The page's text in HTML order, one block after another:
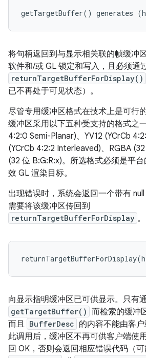
getTargetBuffer() generates
将句柄返回到与显示相关联的帧缓冲
软件和/或 GL 锁定和写入，且必须通
returnTargetBufferForDisplay()
已不再处于可见状态）。
尽管专用缓冲区格式在技术上是可行
缓冲区采用以下五种受支持的格式之
4:2:0 Semi-Planar)、YV12 (YCrCb
(YCrCb 4:2:2 Interleaved)、RGBA
(32 位 B:G:R:x)。所选格式必须是平
效 GL 渲染目标。
出现错误时，系统会返回一个带有
需要将该缓冲区传回到
returnTargetBufferForDisplay 。
向显示指明缓冲区已可供显示。只有
getTargetBuffer() 而检索的缓冲
而且 BufferDesc 的内容不能由客
此调用后，缓冲区不再可供客户端使
回 OK，否则会返回相应错误代码（